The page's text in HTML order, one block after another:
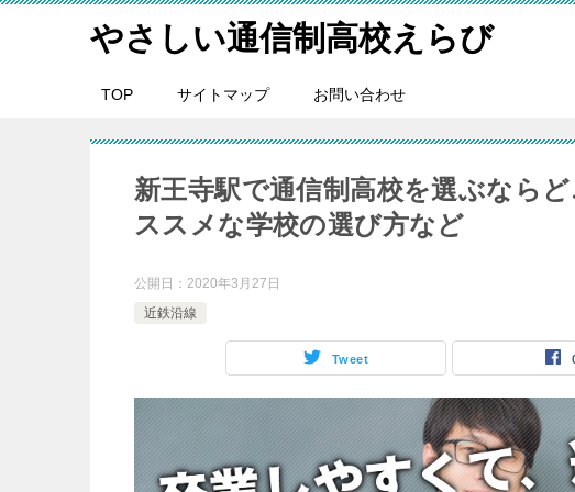
やさしい通信制高校えらび
TOP サイトマップ お問い合わせ
新王寺駅で通信制高校を選ぶなら
ススメな学校の選び方など
公開日： 2020年3月27日
近鉄沿線
Tweet